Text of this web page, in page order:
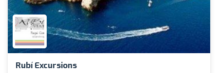
Rubí Excursions